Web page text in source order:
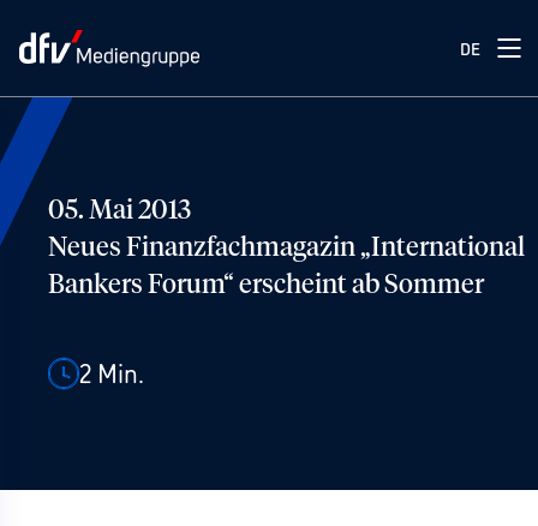
DE
05. Mai 2013
Neues Finanzfachmagazin „International
Bankers Forum“ erscheint ab Sommer
2 Min.